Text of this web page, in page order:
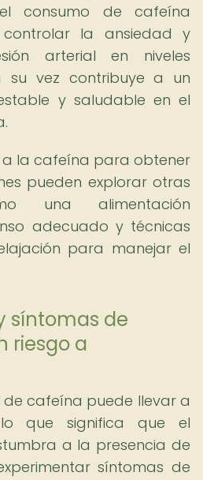
consumo de cafeína
la ansiedad y
arterial en niveles
su vez contribuye a un
y saludable en el
a la cafeína para obtener
pueden explorar otras
una alimentación
adecuado y técnicas
para manejar el
síntomas de
riesgo a
de cafeína puede llevar a
que significa que el
a la presencia de
síntomas de